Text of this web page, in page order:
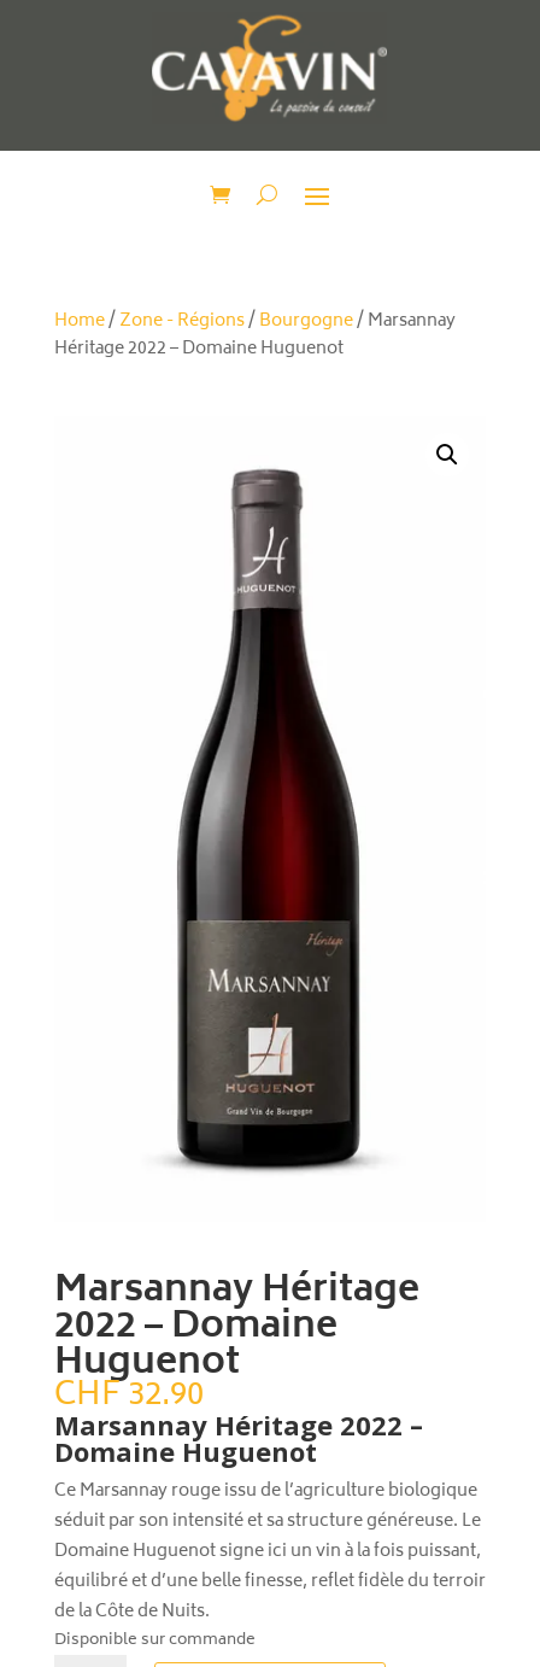
Home/Zone - Régions/Bourgogne/ Marsannay
Héritage 2022 – Domaine Huguenot
Marsannay Héritage
2022 – Domaine
Huguenot
CHF32.90
Marsannay Héritage 2022 –
Domaine Huguenot
Ce Marsannay rouge issu de l’agriculture biologique
séduit par son intensité et sa structure généreuse. Le
Domaine Huguenot signe ici un vin à la fois puissant,
équilibré et d’une belle finesse, reflet fidèle du terroir
de la Côte de Nuits.
Disponible sur commande